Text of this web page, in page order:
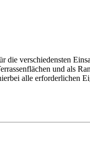
die verschiedensten
und als
alle erforderlichen